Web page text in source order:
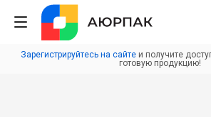
Зарегистрируйтесь на сайтеи получите
готовую продукцию!